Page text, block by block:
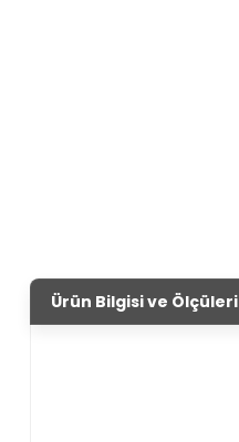
Ürün Bilgisi ve Ölçüleri